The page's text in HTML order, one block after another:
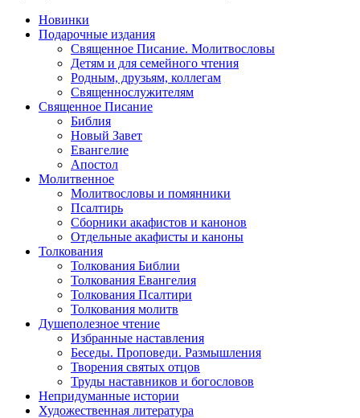
Новинки
Подарочные издания
Священное Писание. Молитвословы
Детям и для семейного чтения
Родным, друзьям, коллегам
Священнослужителям
Священное Писание
Библия
Новый Завет
Евангелие
Апостол
Молитвенное
Молитвословы и помянники
Псалтирь
Сборники акафистов и канонов
Отдельные акафисты и каноны
Толкования
Толкования Библии
Толкования Евангелия
Толкования Псалтири
Толкования молитв
Душеполезное чтение
Избранные наставления
Беседы. Проповеди. Размышления
Творения святых отцов
Труды наставников и богословов
Непридуманные истории
Художественная литература